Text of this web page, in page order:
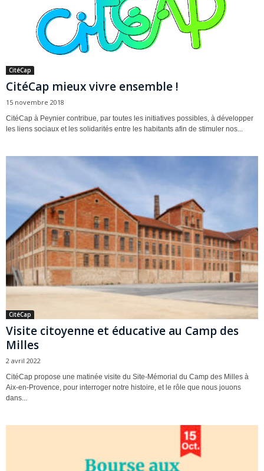
CitéCap
CitéCap mieux vivre ensemble !
15 novembre 2018
CitéCap à Peynier contribue, par toutes les initiatives possibles, à développer
les liens sociaux et les solidarités entre les habitants afin de stimuler nos...
CitéCap
Visite citoyenne et éducative au Camp des
Milles
2 avril 2022
CitéCap propose une matinée visite du Site-Mémorial du Camp des Milles à
Aix-en-Provence, pour interroger notre histoire, et le rôle que nous jouons
dans...